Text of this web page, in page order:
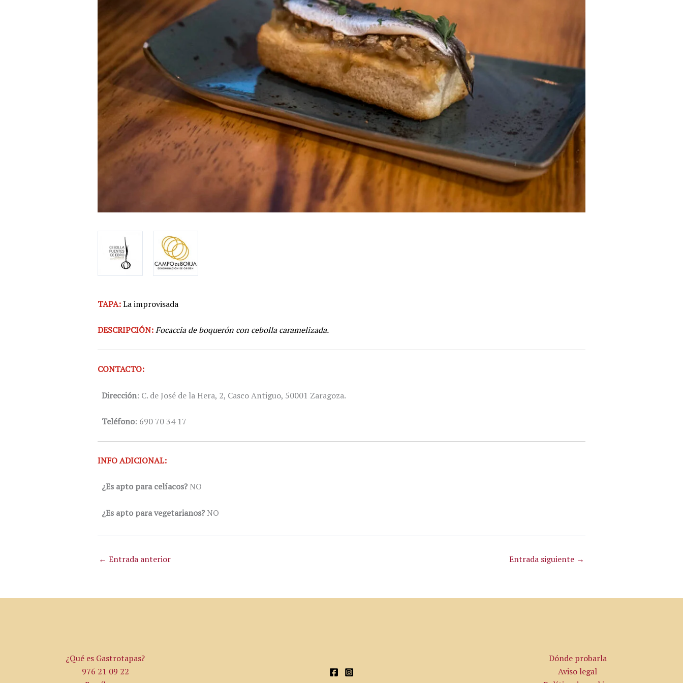
TAPA:La improvisada
DESCRIPCIÓN:Focaccia de boquerón con cebolla caramelizada.
CONTACTO:
Dirección: C. de José de la Hera, 2, Casco Antiguo, 50001 Zaragoza.
Teléfono: 690 70 34 17
INFO ADICIONAL:
¿Es apto para celíacos? NO
¿Es apto para vegetarianos? NO
← Entrada anterior Entrada siguiente →
¿Qué es Gastrotapas?
976 21 09 22
Dónde probarla
Aviso legal